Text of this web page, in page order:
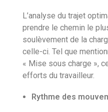
L’analyse du trajet
prendre le chemin le
soulèvement de la
celle-ci. Tel que
« Mise sous charge »,
efforts du travailleur.
Rythme des